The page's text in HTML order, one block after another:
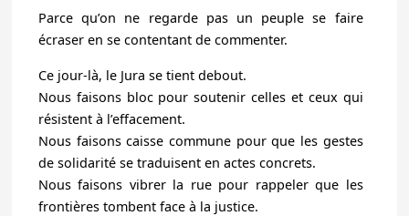
Parce qu’on ne regarde pas un peuple se faire
écraser en se contentant de commenter.
Ce jour-là, le Jura se tient debout.
Nous faisons bloc pour soutenir celles et ceux qui
résistent à l’effacement.
Nous faisons caisse commune pour que les gestes
de solidarité se traduisent en actes concrets.
Nous faisons vibrer la rue pour rappeler que les
frontières tombent face à la justice.